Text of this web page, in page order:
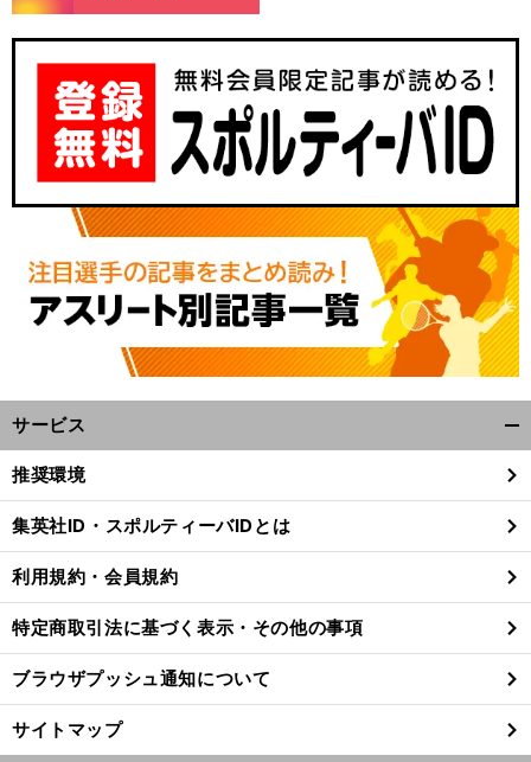
サービス
閉
る
推奨環境
集英社ID・スポルティーバIDとは
利用規約・会員規約
特定商取引法に基づく表示・その他の事項
ブラウザプッシュ通知について
サイトマップ